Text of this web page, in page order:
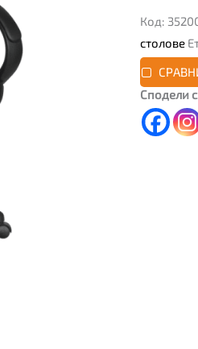
Код:
столове
Сподели